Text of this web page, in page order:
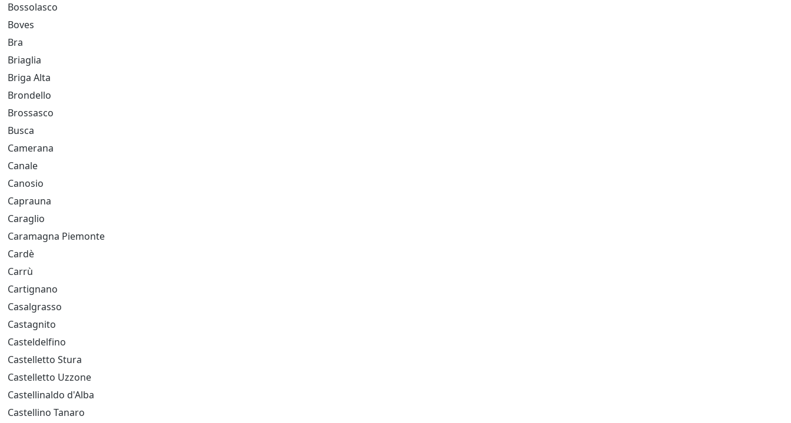
Bossolasco
Boves
Bra
Briaglia
Briga Alta
Brondello
Brossasco
Busca
Camerana
Canale
Canosio
Caprauna
Caraglio
Caramagna Piemonte
Cardè
Carrù
Cartignano
Casalgrasso
Castagnito
Casteldelfino
Castelletto Stura
Castelletto Uzzone
Castellinaldo d'Alba
Castellino Tanaro